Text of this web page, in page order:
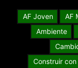
AF Joven AF
Ambiente
Construir